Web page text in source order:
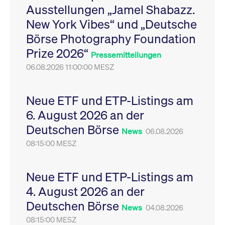
Ausstellungen „Jamel Shabazz.
New York Vibes“ und „Deutsche
Börse Photography Foundation
Prize 2026“ Pressemitteilungen
06.08.2026 11:00:00 MESZ
Neue ETF und ETP-Listings am
6. August 2026 an der
Deutschen Börse News 06.08.2026
08:15:00 MESZ
Neue ETF und ETP-Listings am
4. August 2026 an der
Deutschen Börse News 04.08.2026
08:15:00 MESZ
Leistung der Website
zu messen. Es handelt
sich um ein Muster-
Cookie, bei dem auf
das Präfix _pk_ses
eine kurze Reihe von
VISITOR_PRIVACY_METADATA
YouTube
.youtube.com
6
Monate
Dieses Cookie dient
Speicherung der
Einwilligungs- und
des Nutzers für ihre
Interaktion mit der
Sitzungen geehrt